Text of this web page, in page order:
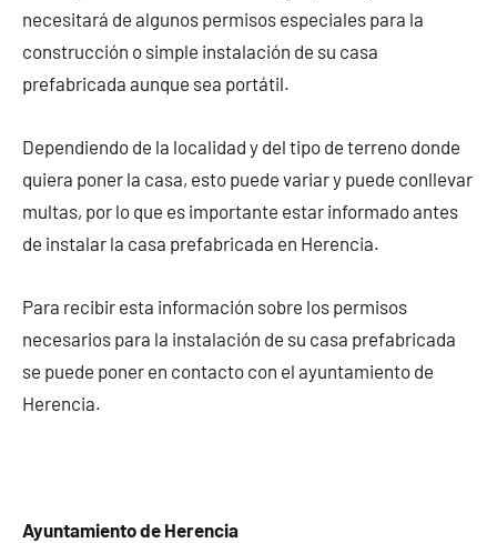
necesitará de algunos permisos especiales para la
construcción o simple instalación de su casa
prefabricada aunque sea portátil.
Dependiendo de la localidad y del tipo de terreno donde
quiera poner la casa, esto puede variar y puede conllevar
multas, por lo que es importante estar informado antes
de instalar la casa prefabricada en Herencia.
Para recibir esta información sobre los permisos
necesarios para la instalación de su casa prefabricada
se puede poner en contacto con el ayuntamiento de
Herencia.
Ayuntamiento de Herencia